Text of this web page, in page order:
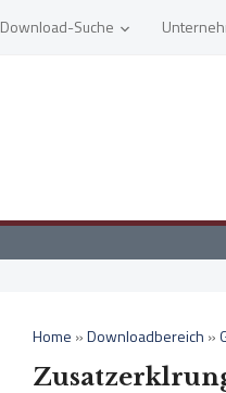
Download-Suche
Home »Downloadbereich »